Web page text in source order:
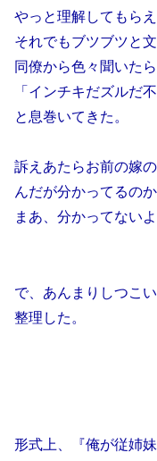
やっと理解してもらえ
それでもブツブツと
同僚から色々聞いたら
「インチキだズルだ
と息巻いてきた。
訴えあたらお前の嫁
んだが分かってるのか
まあ、分かってないよ
で、あんまりしつこ
整理した。
形式上、『俺が従姉